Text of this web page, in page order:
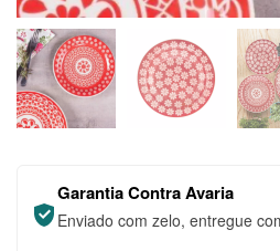
Garantia Contra Avaria
Enviado com zelo, entregue